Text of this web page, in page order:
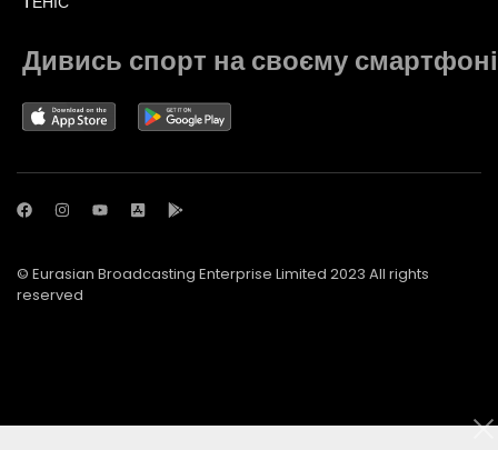
Дивись спорт на своєму смартфоні
© Eurasian Broadcasting Enterprise Limited 2023 All rights
reserved